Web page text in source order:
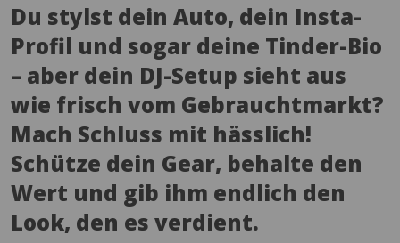
Du stylst dein Auto, dein Insta-
Profil und sogar deine Tinder-Bio
– aber dein DJ-Setup sieht aus
wie frisch vom Gebrauchtmarkt?
Mach Schluss mit hässlich!
Schütze dein Gear, behalte den
Wert und gib ihm endlich den
Look, den es verdient.